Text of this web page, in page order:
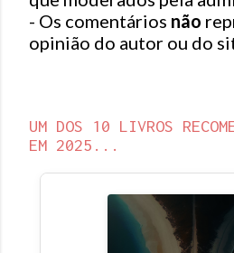
t
á
- Os comentários não
opinião do autor ou do
UM DOS 10 LIVROS
EM 2025...